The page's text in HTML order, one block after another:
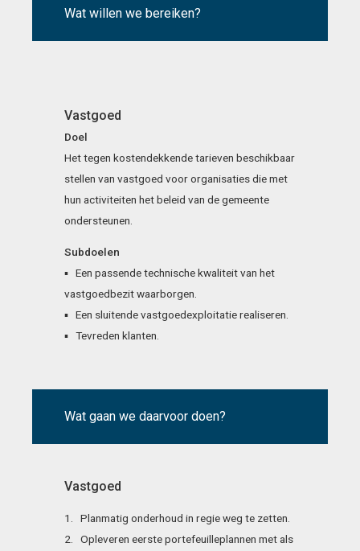
Wat willen we bereiken?
Vastgoed
Doel
Het tegen kostendekkende tarieven beschikbaar
stellen van vastgoed voor organisaties die met
hun activiteiten het beleid van de gemeente
ondersteunen.
Subdoelen
▪ Een passende technische kwaliteit van het
vastgoedbezit waarborgen.
▪ Een sluitende vastgoedexploitatie realiseren.
▪ Tevreden klanten.
Wat gaan we daarvoor doen?
Vastgoed
1. Planmatig onderhoud in regie weg te zetten.
2. Opleveren eerste portefeuilleplannen met als